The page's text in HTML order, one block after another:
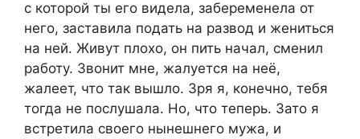
с которой ты его видела, забеременела от
него, заставила подать на развод и жениться
на ней. Живут плохо, он пить начал, сменил
работу. Звонит мне, жалуется на неё,
жалеет, что так вышло. Зря я, конечно, тебя
тогда не послушала. Но, что теперь. Зато я
встретила своего нынешнего мужа, и